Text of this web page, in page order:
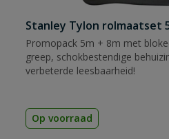
Stanley Tylon rolmaatset
Promopack 5m + 8m met
greep, schokbestendige
verbeterde leesbaarheid!
Op voorraad